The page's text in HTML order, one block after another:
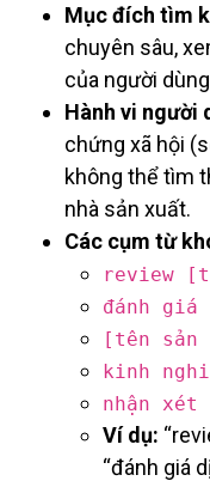
Mục đích tìm
chuyên sâu,
của người
Hành vi người
chứng xã hội
không thể tìm
nhà sản xuất.
Các cụm từ
review
đánh
[tên sản
kinh
nhận
Ví dụ:
“đánh giá